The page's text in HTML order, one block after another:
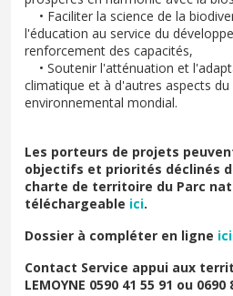
• Faciliter la science de la
l'éducation au service du
renforcement des capacités,
• Soutenir l'atténuation et
climatique et à d'autres aspects
environnemental mondial.
Les porteurs de projets
objectifs et priorités déclinés
charte de territoire du Parc
téléchargeable ici.
Dossier à compléter en ligne ici
Contact Service appui aux
LEMOYNE 0590 41 55 91 ou 0690